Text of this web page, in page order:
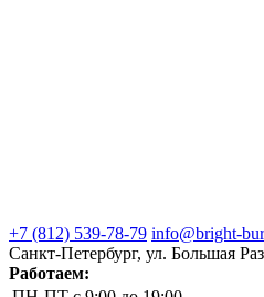
+7 (812) 539-78-79 info@bright-
Санкт-Петербург, ул. Большая
Работаем: